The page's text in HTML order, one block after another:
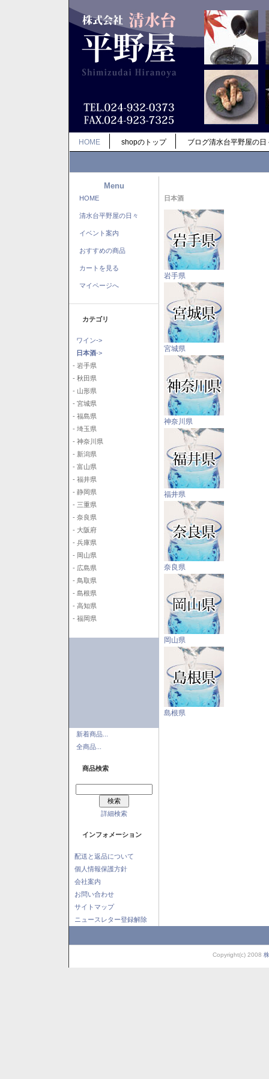
HOME shopのトップ ブログ清水台平野屋の日
Menu
HOME
清水台平野屋の日々
イベント案内
おすすめの商品
カートを見る
マイページへ
カテゴリ
ワイン->
日本酒->
- 岩手県
- 秋田県
- 山形県
- 宮城県
- 福島県
- 埼玉県
- 神奈川県
- 新潟県
- 富山県
- 福井県
- 静岡県
- 三重県
- 奈良県
- 大阪府
- 兵庫県
- 岡山県
- 広島県
- 鳥取県
- 島根県
- 高知県
- 福岡県
新着商品...
全商品...
商品検索
詳細検索
インフォメーション
配送と返品について
個人情報保護方針
会社案内
お問い合わせ
サイトマップ
ニュースレター登録解除
日本酒
岩手県
宮城県
神奈川県
福井県
奈良県
岡山県
島根県
Copyright(c) 2008